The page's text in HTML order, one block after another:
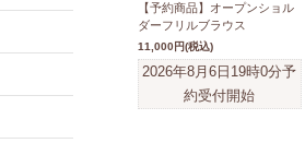
【予約商品】オープンショル
ダーフリルブラウス
11,000円(税込)
2026年8月6日19時0分予
約受付開始